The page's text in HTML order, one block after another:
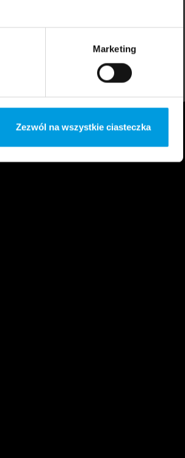
Marketing
Zezwól na wszystkie ciasteczka